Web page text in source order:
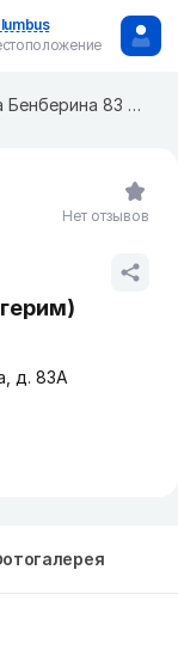
Аптека на Бенберина 83 А (Айгерим)
д. 83А
Нет отзывов